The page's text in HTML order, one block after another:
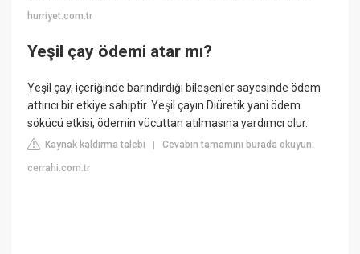
hurriyet.com.tr
Yeşil çay ödemi atar mı?
Yeşil çay, içeriğinde barındırdığı bileşenler sayesinde ödem
attırıcı bir etkiye sahiptir. Yeşil çayın Diüretik yani ödem
sökücü etkisi, ödemin vücuttan atılmasına yardımcı olur.
Kaynak kaldırma talebi |Cevabın tamamını burada okuyun:
cerrahi.com.tr